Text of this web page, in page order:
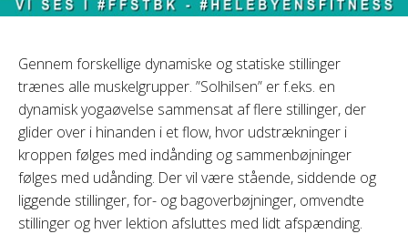
Gennem forskellige dynamiske og statiske stillinger
trænes alle muskelgrupper. ”Solhilsen” er f.eks. en
dynamisk yogaøvelse sammensat af flere stillinger, der
glider over i hinanden i et flow, hvor udstrækninger i
kroppen følges med indånding og sammenbøjninger
følges med udånding. Der vil være stående, siddende og
liggende stillinger, for- og bagoverbøjninger, omvendte
stillinger og hver lektion afsluttes med lidt afspænding.